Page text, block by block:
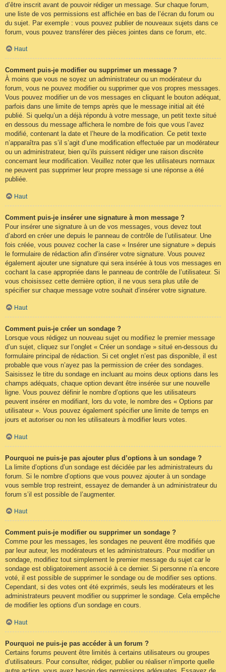
d’être inscrit avant de pouvoir rédiger un message. Sur chaque forum,
une liste de vos permissions est affichée en bas de l’écran du forum ou
du sujet. Par exemple : vous pouvez publier de nouveaux sujets dans ce
forum, vous pouvez transférer des pièces jointes dans ce forum, etc.
Haut
Comment puis-je modifier ou supprimer un message ?
À moins que vous ne soyez un administrateur ou un modérateur du
forum, vous ne pouvez modifier ou supprimer que vos propres messages.
Vous pouvez modifier un de vos messages en cliquant le bouton adéquat,
parfois dans une limite de temps après que le message initial ait été
publié. Si quelqu’un a déjà répondu à votre message, un petit texte situé
en dessous du message affichera le nombre de fois que vous l’avez
modifié, contenant la date et l’heure de la modification. Ce petit texte
n’apparaîtra pas s’il s’agit d’une modification effectuée par un modérateur
ou un administrateur, bien qu’ils puissent rédiger une raison discrète
concernant leur modification. Veuillez noter que les utilisateurs normaux
ne peuvent pas supprimer leur propre message si une réponse a été
publiée.
Haut
Comment puis-je insérer une signature à mon message ?
Pour insérer une signature à un de vos messages, vous devez tout
d’abord en créer une depuis le panneau de contrôle de l’utilisateur. Une
fois créée, vous pouvez cocher la case « Insérer une signature » depuis
le formulaire de rédaction afin d’insérer votre signature. Vous pouvez
également ajouter une signature qui sera insérée à tous vos messages en
cochant la case appropriée dans le panneau de contrôle de l’utilisateur. Si
vous choisissez cette dernière option, il ne vous sera plus utile de
spécifier sur chaque message votre souhait d’insérer votre signature.
Haut
Comment puis-je créer un sondage ?
Lorsque vous rédigez un nouveau sujet ou modifiez le premier message
d’un sujet, cliquez sur l’onglet « Créer un sondage » situé en-dessous du
formulaire principal de rédaction. Si cet onglet n’est pas disponible, il est
probable que vous n’ayez pas la permission de créer des sondages.
Saisissez le titre du sondage en incluant au moins deux options dans les
champs adéquats, chaque option devant être insérée sur une nouvelle
ligne. Vous pouvez définir le nombre d’options que les utilisateurs
peuvent insérer en modifiant, lors du vote, le nombre des « Options par
utilisateur ». Vous pouvez également spécifier une limite de temps en
jours et autoriser ou non les utilisateurs à modifier leurs votes.
Haut
Pourquoi ne puis-je pas ajouter plus d’options à un sondage ?
La limite d’options d’un sondage est décidée par les administrateurs du
forum. Si le nombre d’options que vous pouvez ajouter à un sondage
vous semble trop restreint, essayez de demander à un administrateur du
forum s’il est possible de l’augmenter.
Haut
Comment puis-je modifier ou supprimer un sondage ?
Comme pour les messages, les sondages ne peuvent être modifiés que
par leur auteur, les modérateurs et les administrateurs. Pour modifier un
sondage, modifiez tout simplement le premier message du sujet car le
sondage est obligatoirement associé à ce dernier. Si personne n’a encore
voté, il est possible de supprimer le sondage ou de modifier ses options.
Cependant, si des votes ont été exprimés, seuls les modérateurs et les
administrateurs peuvent modifier ou supprimer le sondage. Cela empêche
de modifier les options d’un sondage en cours.
Haut
Pourquoi ne puis-je pas accéder à un forum ?
Certains forums peuvent être limités à certains utilisateurs ou groupes
d’utilisateurs. Pour consulter, rédiger, publier ou réaliser n’importe quelle